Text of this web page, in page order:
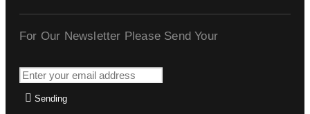
For Our Newsletter Please Send Your
Sending